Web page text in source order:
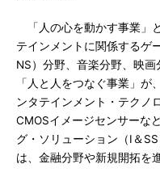
「人の心を動かす事業」
テインメントに関係するゲ
NS）分野、音楽分野、映
「人と人をつなぐ事業」
ンタテインメント・テクノ
CMOSイメージセンサーな
グ・ソリューション（I＆
は、金融分野や新規開拓を